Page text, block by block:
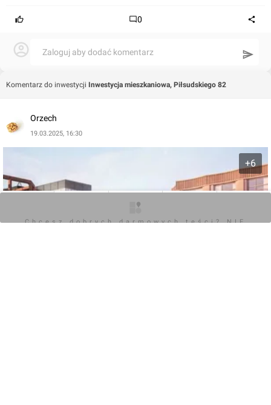
0
Zaloguj aby dodać komentarz
Komentarz do inwestycji Inwestycja mieszkaniowa, Piłsudskiego 82
Orzech
19.03.2025, 16:30
+6
Chcesz dobrych darmowych teści? NIE